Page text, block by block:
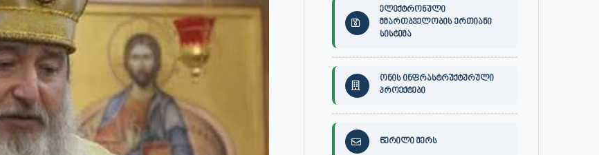
ელექტრონული
მმართბველობის ერთიანი
სისტემა
ონის ინფრასტრუქტურული
პროექტები
წერილი მერს